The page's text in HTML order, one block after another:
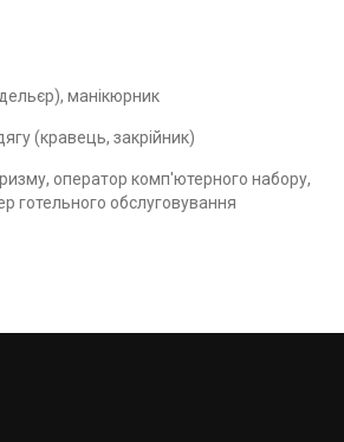
манікюрник
(кравець, закрійник)
оператор комп'ютерного набору,
готельного обслуговування